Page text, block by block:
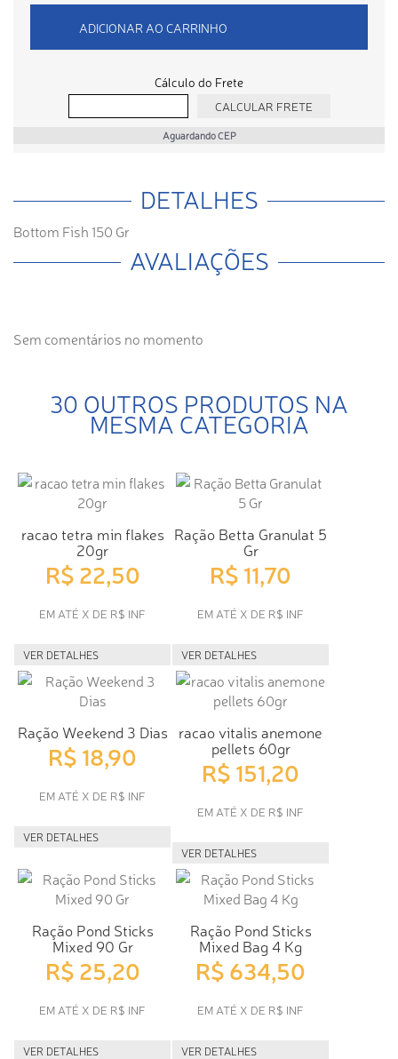
ADICIONAR AO CARRINHO
Cálculo do Frete
Aguardando CEP
DETALHES
Bottom Fish 150 Gr
AVALIAÇÕES
Sem comentários no momento
30 OUTROS PRODUTOS NA
MESMA CATEGORIA
racao tetra min flakes
20gr
R$ 22,50
EM ATÉ X DE R$ INF
VER DETALHES
Ração Betta Granulat 5
Gr
R$ 11,70
EM ATÉ X DE R$ INF
VER DETALHES
Ração Weekend 3 Dias
R$ 18,90
EM ATÉ X DE R$ INF
VER DETALHES
racao vitalis anemone
pellets 60gr
R$ 151,20
EM ATÉ X DE R$ INF
VER DETALHES
Ração Pond Sticks
Mixed 90 Gr
R$ 25,20
EM ATÉ X DE R$ INF
VER DETALHES
Ração Pond Sticks
Mixed Bag 4 Kg
R$ 634,50
EM ATÉ X DE R$ INF
VER DETALHES